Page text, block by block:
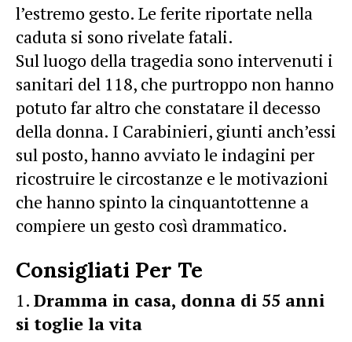
l’estremo gesto. Le ferite riportate nella
caduta si sono rivelate fatali.
Sul luogo della tragedia sono intervenuti i
sanitari del 118, che purtroppo non hanno
potuto far altro che constatare il decesso
della donna. I Carabinieri, giunti anch’essi
sul posto, hanno avviato le indagini per
ricostruire le circostanze e le motivazioni
che hanno spinto la cinquantottenne a
compiere un gesto così drammatico.
Consigliati Per Te
Dramma in casa, donna di 55 anni
si toglie la vita